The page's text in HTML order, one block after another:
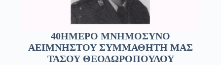
40ΗΜΕΡΟ ΜΝΗΜΟΣΥΝΟ
ΑΕΙΜΝΗΣΤΟΥ ΣΥΜΜΑΘΗΤΗ ΜΑΣ
ΤΑΣΟΥ ΘΕΟΔΩΡΟΠΟΥΛΟΥ